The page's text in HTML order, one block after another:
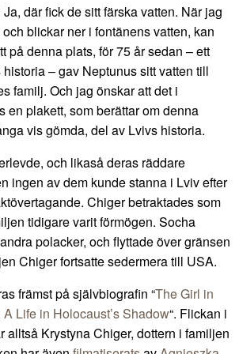
där fick de sitt färska vatten. När jag
blickar ner i fontänens vatten, kan
på denna plats, för 75 år sedan – ett
– gav Neptunus sitt vatten till
familj. Och jag önskar att det i
en plakett, som berättar om denna
vis gömda, del av Lvivs historia.
och likaså deras räddare
ingen av dem kunde stanna i Lviv efter
Chiger betraktades som
tidigare varit förmögen. Socha
polacker, och flyttade över gränsen
Chiger fortsatte sedermera till USA.
främst på självbiografin “The Girl in
Life in Holocaust’s Shadow“. Flickan i
alltså Krystyna Chiger, dottern i familjen